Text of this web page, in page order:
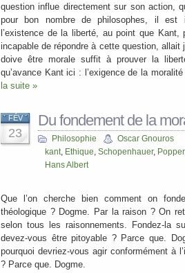
question influe directement sur son action,
pour bon nombre de philosophes, il est
l’existence de la liberté, au point que
incapable de répondre à cette question, allait
doive être morale suffit à prouver la
qu’avance Kant ici : l’exigence de la
la suite »
FÉV
23
Du fondement de la
Philosophie
Oscar Gnouros
kant, Ethique, Schopenhauer, Popper
Hans Albert
Que l’on cherche bien comment on
théologique ? Dogme. Par la raison ? On
selon tous les raisonnements. Fondez-la
devez-vous être pitoyable ? Parce que.
pourquoi devriez-vous agir conformément à
? Parce que. Dogme.